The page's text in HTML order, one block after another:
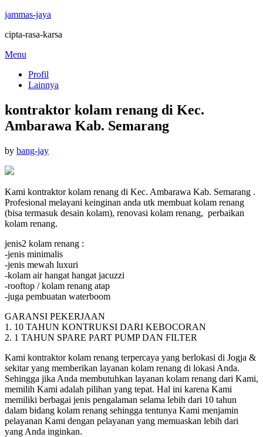
jammas-jaya
cipta-rasa-karsa
Skip
content
Menu
Profil
Lainnya
kontraktor kolam renang di Kec.
Ambarawa Kab. Semarang
by bang-jayPosted
Kami kontraktor kolam renang di Kec. Ambarawa Kab. Semarang .
Profesional melayani keinginan anda utk membuat kolam renang
(bisa termasuk desain kolam), renovasi kolam renang, perbaikan
kolam renang.
jenis2 kolam renang :
-jenis minimalis
-jenis mewah luxuri
-kolam air hangat hangat jacuzzi
-rooftop / kolam renang atap
-juga pembuatan waterboom
GARANSI PEKERJAAN
1. 10 TAHUN KONTRUKSI DARI KEBOCORAN
2. 1 TAHUN SPARE PART PUMP DAN FILTER
Kami kontraktor kolam renang terpercaya yang berlokasi di Jogja &
sekitar yang memberikan layanan kolam renang di lokasi Anda.
Sehingga jika Anda membutuhkan layanan kolam renang dari Kami,
memilih Kami adalah pilihan yang tepat. Hal ini karena Kami
memiliki berbagai jenis pengalaman selama lebih dari 10 tahun
dalam bidang kolam renang sehingga tentunya Kami menjamin
pelayanan Kami dengan pelayanan yang memuaskan lebih dari
yang Anda inginkan.